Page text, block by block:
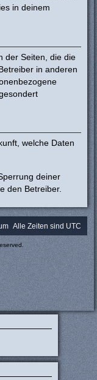
in deinem
der Seiten, die die
in anderen
welche Daten
deiner
den Betreiber.
Alle Zeiten sind UTC